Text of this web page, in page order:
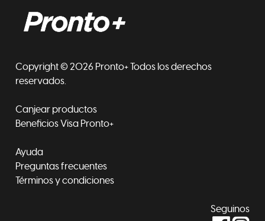
Copyright © 2026 Pronto+ Todos los derechos
reservados.
Canjear productos
Beneficios Visa Pronto+
Ayuda
Preguntas frecuentes
Términos y condiciones
Seguinos